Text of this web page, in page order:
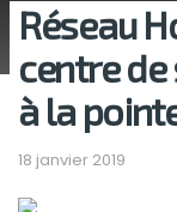
Réseau
centre
à la
18 janvier 2019